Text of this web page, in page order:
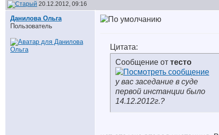
20.12.2012, 09:16
Данилова Ольга
Пользователь
Цитата:
Сообщение от тесто
у вас заседание в суде
первой инстанции было
14.12.2012г.?